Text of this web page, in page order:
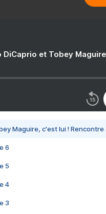
DiCaprio et Tobey
Maguire, c'est lui !
6
5
4
3